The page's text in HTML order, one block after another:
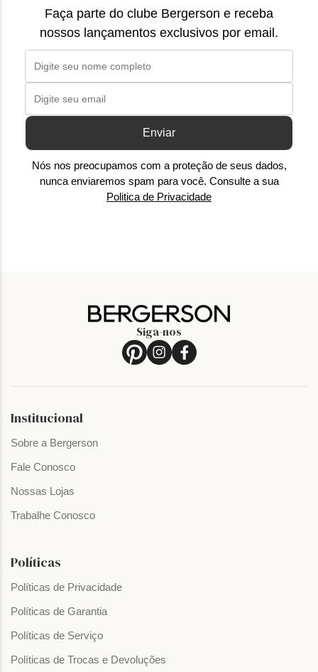
Faça parte do clube Bergerson e receba
nossos lançamentos exclusivos por email.
Enviar
Nós nos preocupamos com a proteção de seus dados,
nunca enviaremos spam para você. Consulte a sua
Politica de Privacidade
Siga-nos
Institucional
Sobre a Bergerson
Fale Conosco
Nossas Lojas
Trabalhe Conosco
Políticas
Políticas de Privacidade
Políticas de Garantia
Políticas de Serviço
Políticas de Trocas e Devoluções